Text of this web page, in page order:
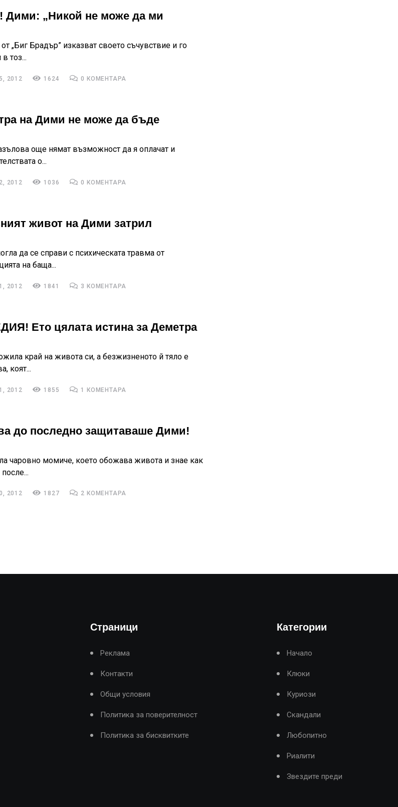
„Никой не може да ми
„Биг Брадър” изказват своето съчувствие и го
тоз...
2012 1624 0 КОМЕНТАРА
на Дими не може да бъде
още нямат възможност да я оплачат и
о...
2012 1036 0 КОМЕНТАРА
живот на Дими затрил
да се справи с психическата травма от
на баща...
2012 1841 3 КОМЕНТАРА
Ето цялата истина за Деметра
край на живота си, а безжизненото й тяло е
коят...
2012 1855 1 КОМЕНТАРА
до последно защитаваше Дими!
чаровно момиче, което обожава живота и знае как
2012 1827 2 КОМЕНТАРА
Страници
Реклама
Контакти
Общи условия
Политика за поверителност
Политика за бисквитките
Категории
Начало
Клюки
Куриози
Скандали
Любопитно
Риалити
Звездите преди